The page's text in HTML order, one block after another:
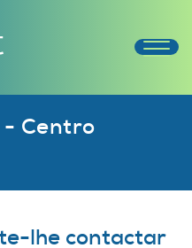
- Centro
lhe contactar